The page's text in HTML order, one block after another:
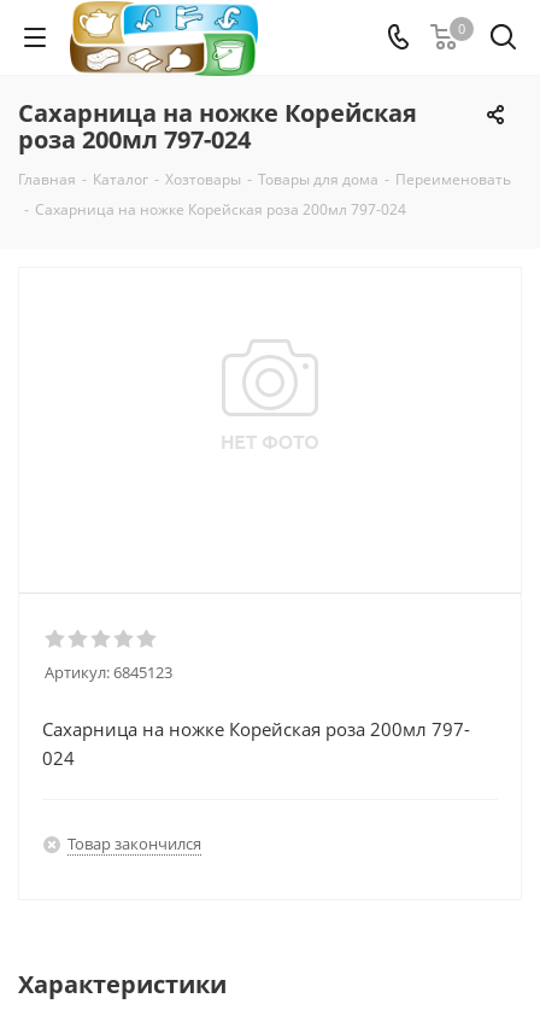
0
Сахарница на ножке Корейская
роза 200мл 797-024
Главная - Каталог - Хозтовары - Товары для дома - Переименовать
- Сахарница на ножке Корейская роза 200мл 797-024
Артикул:6845123
Сахарница на ножке Корейская роза 200мл 797-
024
Товар закончился
Характеристики